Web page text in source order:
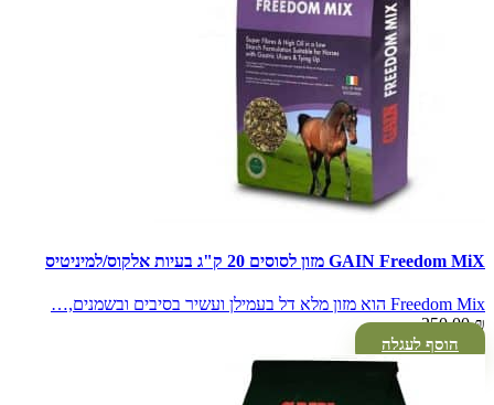
GAIN Freedom MiX מזון לסוסים 20 ק"ג בעיות אלקוס/למיניטיס
Freedom Mix הוא מזון מלא דל בעמילן ועשיר בסיבים ובשמנים,…
250.00₪
הוסף לעגלה